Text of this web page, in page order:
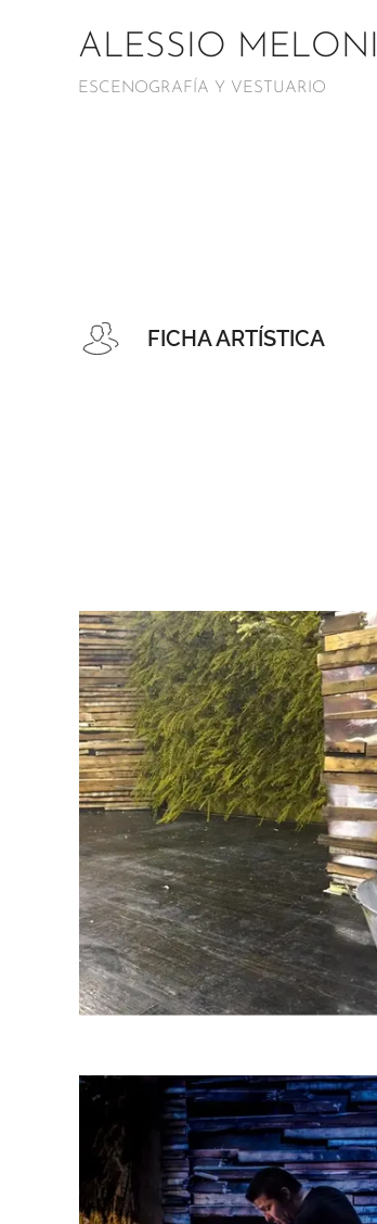
ALESSIO MELONI
ESCENOGRAFÍA Y VESTUARIO
FICHA ARTÍSTICA